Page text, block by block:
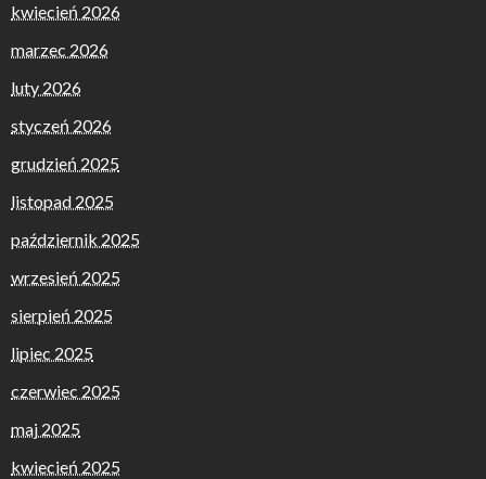
kwiecień 2026
marzec 2026
luty 2026
styczeń 2026
grudzień 2025
listopad 2025
październik 2025
wrzesień 2025
sierpień 2025
lipiec 2025
czerwiec 2025
maj 2025
kwiecień 2025